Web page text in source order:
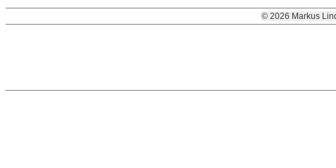
© 2026 Markus